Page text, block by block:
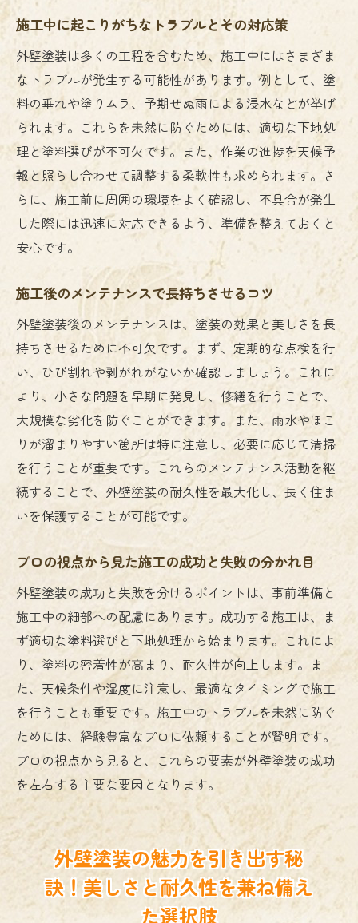
施工中に起こりがちなトラブルとその対応策
外壁塗装は多くの工程を含むため、施工中にはさまざま
なトラブルが発生する可能性があります。例として、塗
料の垂れや塗りムラ、予期せぬ雨による浸水などが挙げ
られます。これらを未然に防ぐためには、適切な下地処
理と塗料選びが不可欠です。また、作業の進捗を天候予
報と照らし合わせて調整する柔軟性も求められます。さ
らに、施工前に周囲の環境をよく確認し、不具合が発生
した際には迅速に対応できるよう、準備を整えておくと
安心です。
施工後のメンテナンスで長持ちさせるコツ
外壁塗装後のメンテナンスは、塗装の効果と美しさを長
持ちさせるために不可欠です。まず、定期的な点検を行
い、ひび割れや剥がれがないか確認しましょう。これに
より、小さな問題を早期に発見し、修繕を行うことで、
大規模な劣化を防ぐことができます。また、雨水やほこ
りが溜まりやすい箇所は特に注意し、必要に応じて清掃
を行うことが重要です。これらのメンテナンス活動を継
続することで、外壁塗装の耐久性を最大化し、長く住ま
いを保護することが可能です。
プロの視点から見た施工の成功と失敗の分かれ目
外壁塗装の成功と失敗を分けるポイントは、事前準備と
施工中の細部への配慮にあります。成功する施工は、ま
ず適切な塗料選びと下地処理から始まります。これによ
り、塗料の密着性が高まり、耐久性が向上します。ま
た、天候条件や湿度に注意し、最適なタイミングで施工
を行うことも重要です。施工中のトラブルを未然に防ぐ
ためには、経験豊富なプロに依頼することが賢明です。
プロの視点から見ると、これらの要素が外壁塗装の成功
を左右する主要な要因となります。
外壁塗装の魅力を引き出す秘
訣！美しさと耐久性を兼ね備え
た選択肢